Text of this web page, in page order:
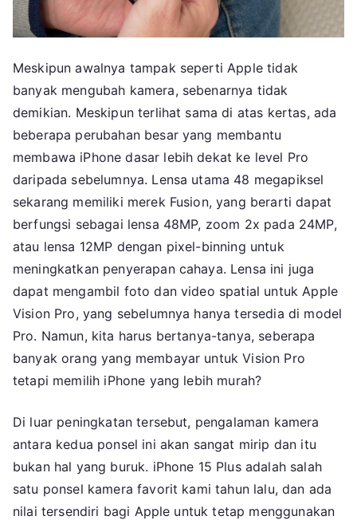
Meskipun awalnya tampak seperti Apple tidak
banyak mengubah kamera, sebenarnya tidak
demikian. Meskipun terlihat sama di atas kertas, ada
beberapa perubahan besar yang membantu
membawa iPhone dasar lebih dekat ke level Pro
daripada sebelumnya. Lensa utama 48 megapiksel
sekarang memiliki merek Fusion, yang berarti dapat
berfungsi sebagai lensa 48MP, zoom 2x pada 24MP,
atau lensa 12MP dengan pixel-binning untuk
meningkatkan penyerapan cahaya. Lensa ini juga
dapat mengambil foto dan video spatial untuk Apple
Vision Pro, yang sebelumnya hanya tersedia di model
Pro. Namun, kita harus bertanya-tanya, seberapa
banyak orang yang membayar untuk Vision Pro
tetapi memilih iPhone yang lebih murah?
Di luar peningkatan tersebut, pengalaman kamera
antara kedua ponsel ini akan sangat mirip dan itu
bukan hal yang buruk. iPhone 15 Plus adalah salah
satu ponsel kamera favorit kami tahun lalu, dan ada
nilai tersendiri bagi Apple untuk tetap menggunakan